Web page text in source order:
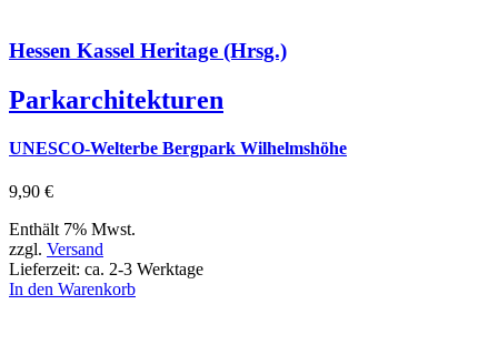
Hessen Kassel Heritage (Hrsg.)
Parkarchitekturen
UNESCO-Welterbe Bergpark Wilhelmshöhe
9,90 €
Enthält 7% Mwst.
zzgl. Versand
Lieferzeit: ca. 2-3 Werktage
In den Warenkorb